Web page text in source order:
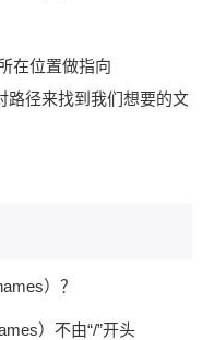
在位置做指向
路径来找到我们想要的文
）？
）不由“/”开头